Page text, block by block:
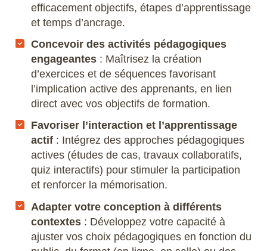
efficacement objectifs, étapes d’apprentissage
et temps d’ancrage.
Concevoir des activités pédagogiques
engageantes: Maîtrisez la création
d’exercices et de séquences favorisant
l’implication active des apprenants, en lien
direct avec vos objectifs de formation.
Favoriser l’interaction et l’apprentissage
actif: Intégrez des approches pédagogiques
actives (études de cas, travaux collaboratifs,
quiz interactifs) pour stimuler la participation
et renforcer la mémorisation.
Adapter votre conception à différents
contextes: Développez votre capacité à
ajuster vos choix pédagogiques en fonction du